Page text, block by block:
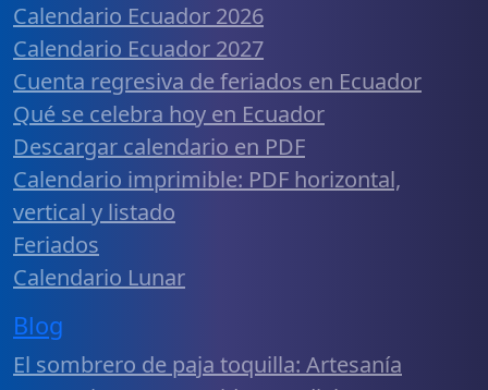
Calendario Ecuador 2026
Calendario Ecuador 2027
Cuenta regresiva de feriados en Ecuador
Qué se celebra hoy en Ecuador
Descargar calendario en PDF
Calendario imprimible: PDF horizontal,
vertical y listado
Feriados
Calendario Lunar
Blog
El sombrero de paja toquilla: Artesanía